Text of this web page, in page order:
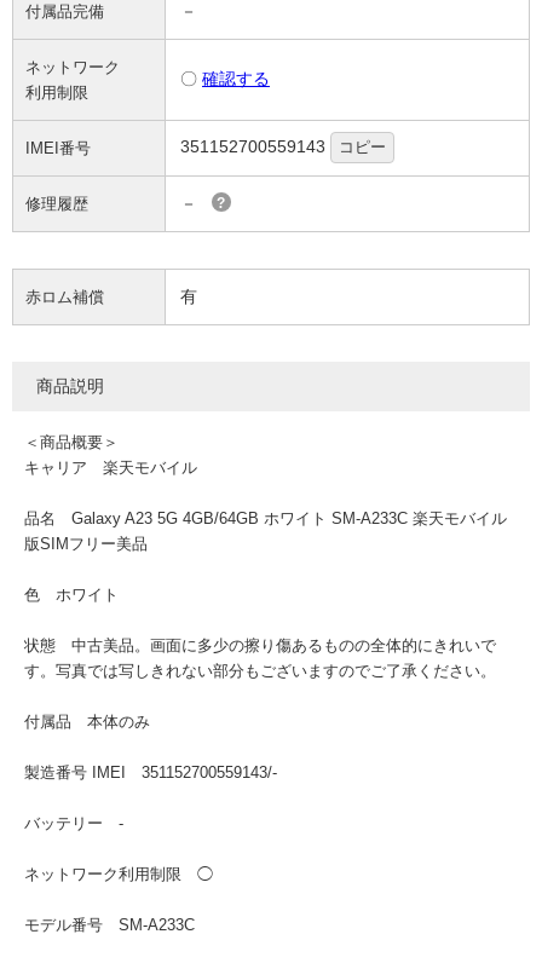
付属品完備 －
ネットワーク
利用制限
〇 確認する
IMEI番号 351152700559143 コピー
修理履歴 － ?
赤ロム補償 有
商品説明
＜商品概要＞
キャリア 楽天モバイル
品名 Galaxy A23 5G 4GB/64GB ホワイト SM-A233C 楽天モバイル
版SIMフリー美品
色 ホワイト
状態 中古美品。画面に多少の擦り傷あるものの全体的にきれいで
す。写真では写しきれない部分もございますのでご了承ください。
付属品 本体のみ
製造番号 IMEI 351152700559143/-
バッテリー -
ネットワーク利用制限 ◯
モデル番号 SM-A233C